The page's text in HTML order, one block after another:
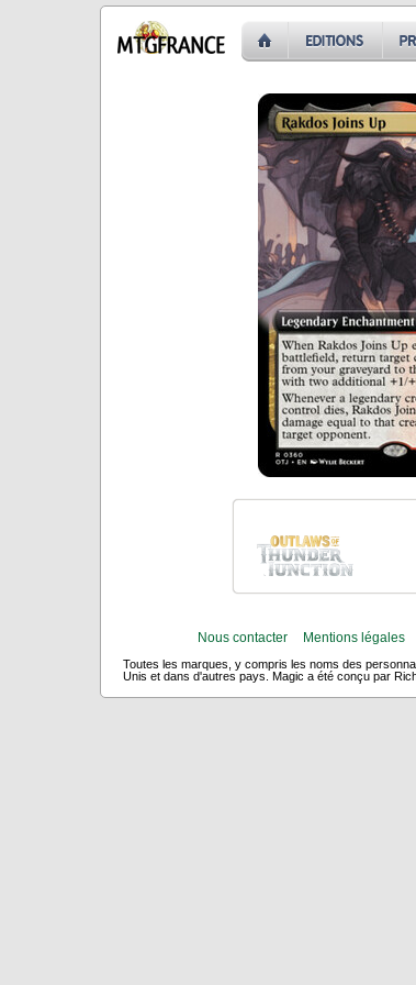
Nous contacter Mentions légales
Toutes les marques, y compris les noms des
Unis et dans d'autres pays. Magic a été conçu par